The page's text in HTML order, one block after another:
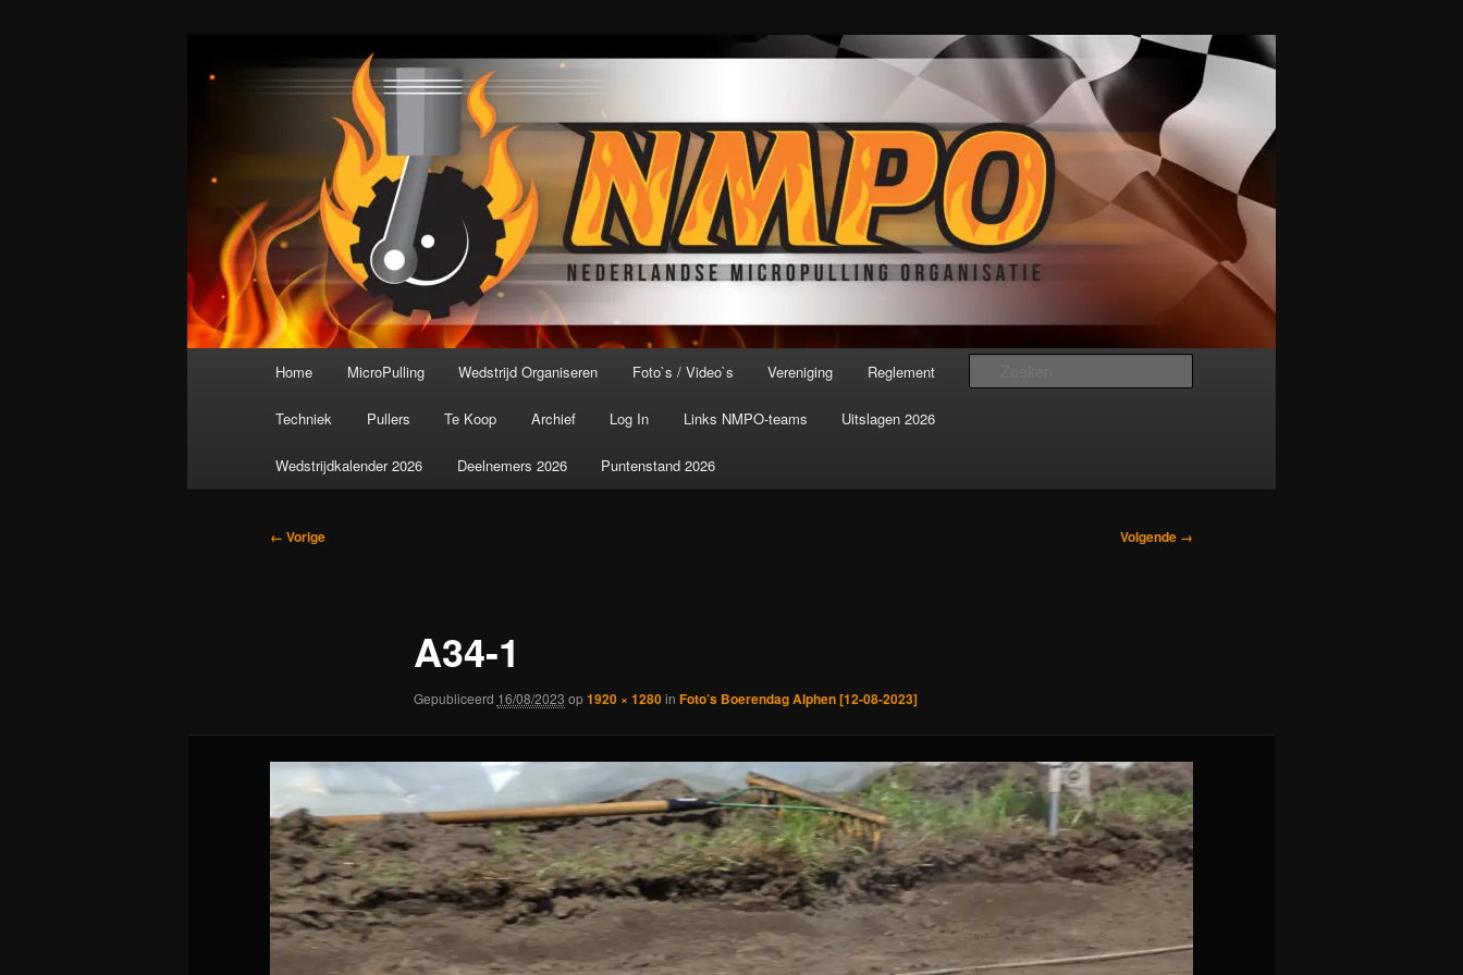
Nederlandse MicroPulling Organisatie
De meest krachtige modelbouwsport ter wereld!
Home MicroPulling Wedstrijd Organiseren Foto`s / Video`s Vereniging Reglement
Techniek Pullers Te Koop Archief Log In Links NMPO-teams Uitslagen 2026
Wedstrijdkalender 2026 Deelnemers 2026 Puntenstand 2026
Afbeeldingsnavigatie
← Vorige Volgende →
A34-1
Gepubliceerd 16/08/2023 op1920 × 1280in Foto’s Boerendag Alphen [12-08-2023]